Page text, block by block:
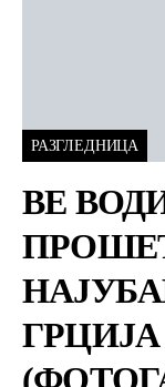
РАЗГЛЕДНИЦА
ВЕ
ГРЦИЈА